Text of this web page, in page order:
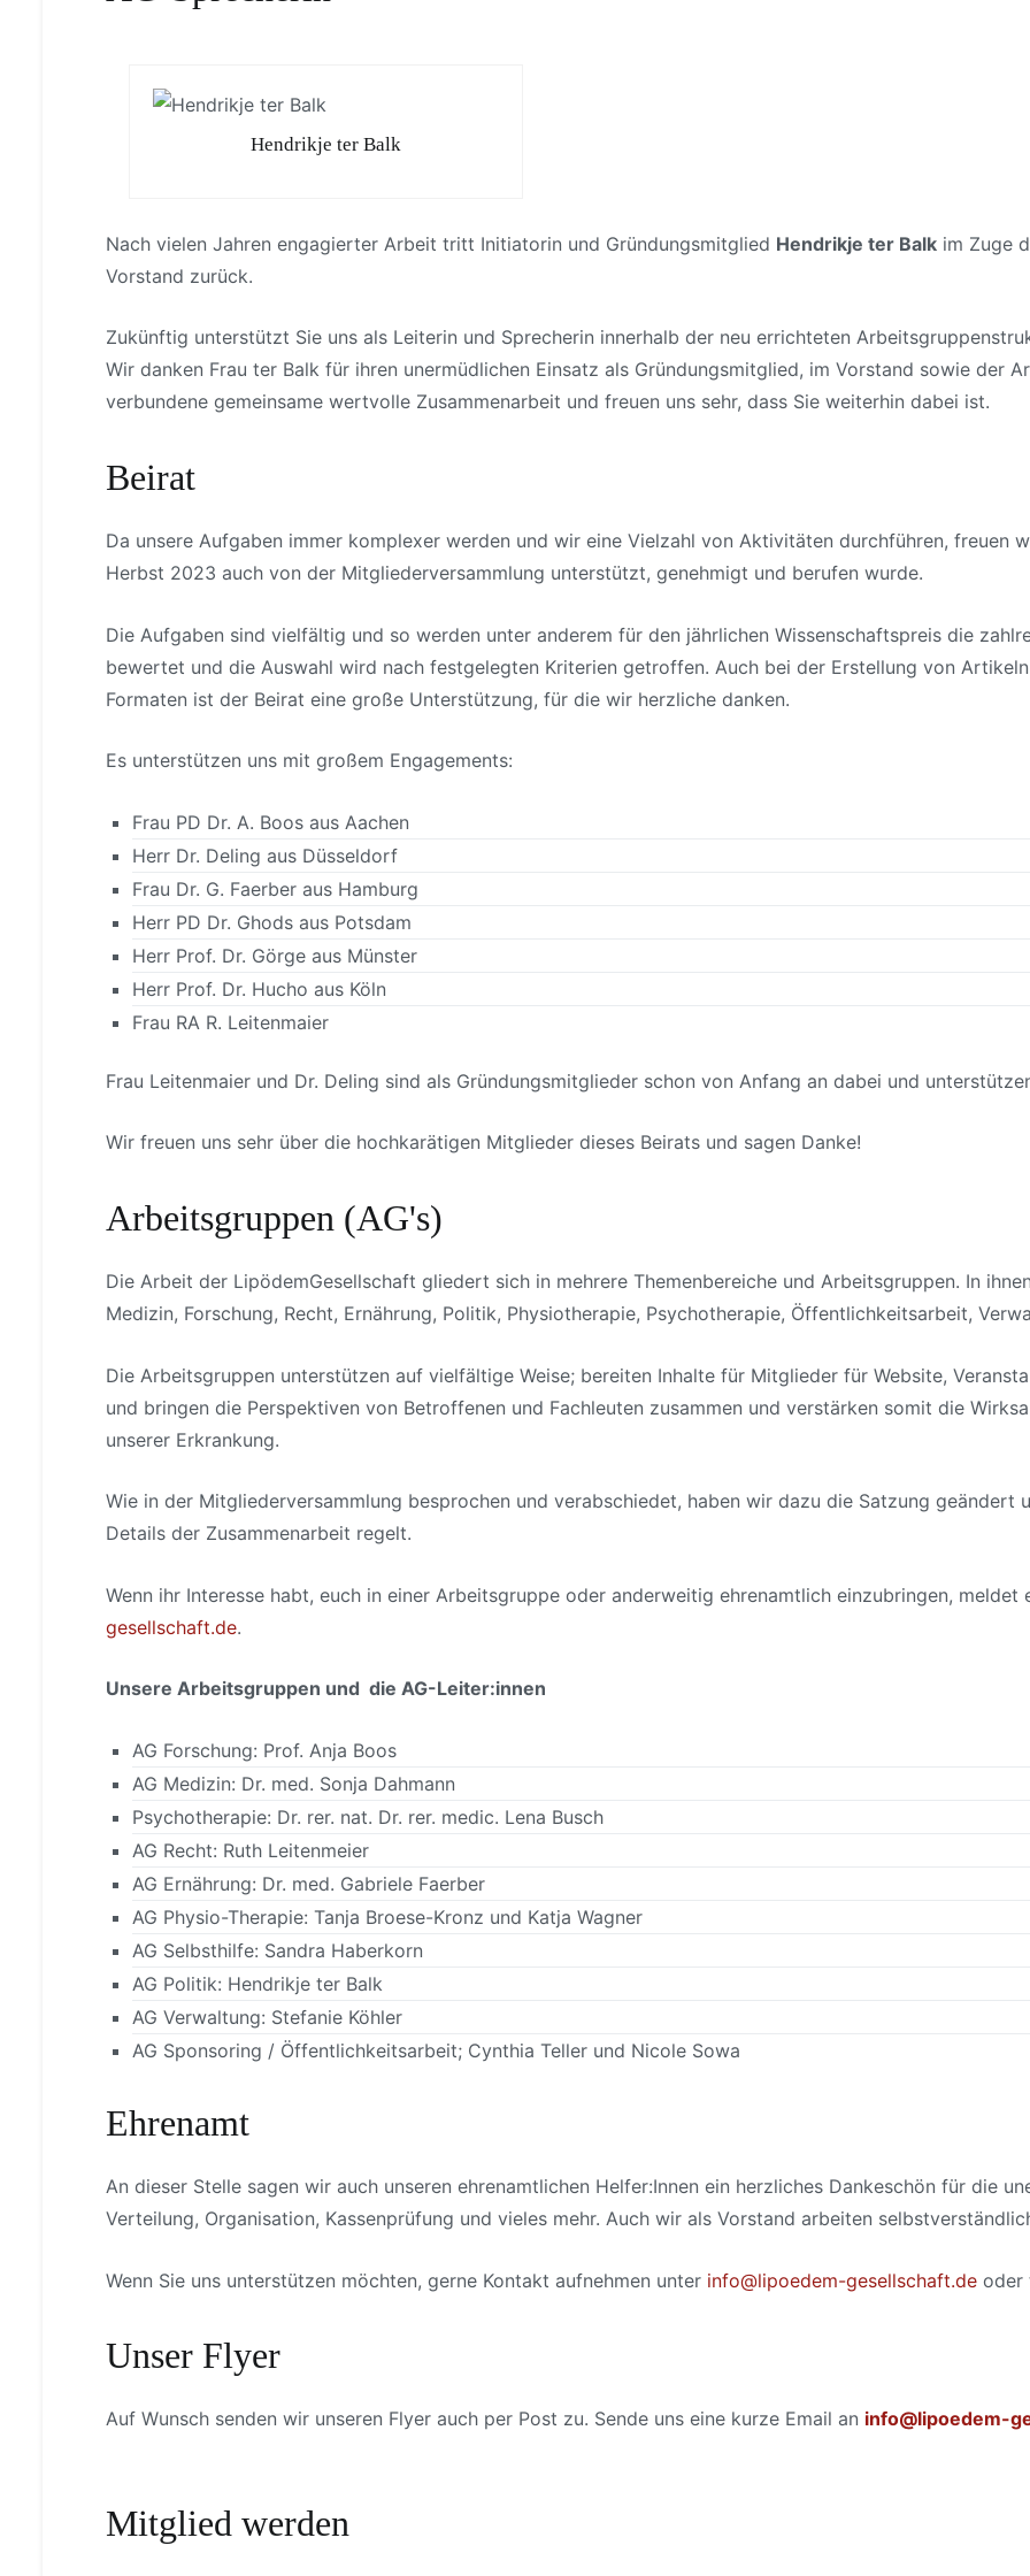
Hendrikje ter Balk
Nach vielen Jahren engagierter Arbeit tritt Initiatorin und Gründungsmitglied Hendrikje ter Balk im Zuge
Vorstand zurück.
Zukünftig unterstützt Sie uns als Leiterin und Sprecherin innerhalb der neu errichteten
Wir danken Frau ter Balk für ihren unermüdlichen Einsatz als Gründungsmitglied, im Vorstand sowie der
verbundene gemeinsame wertvolle Zusammenarbeit und freuen uns sehr, dass Sie weiterhin dabei ist.
Beirat
Da unsere Aufgaben immer komplexer werden und wir eine Vielzahl von Aktivitäten durchführen, freuen
Herbst 2023 auch von der Mitgliederversammlung unterstützt, genehmigt und berufen wurde.
Die Aufgaben sind vielfältig und so werden unter anderem für den jährlichen Wissenschaftspreis die
bewertet und die Auswahl wird nach festgelegten Kriterien getroffen. Auch bei der Erstellung von
Formaten ist der Beirat eine große Unterstützung, für die wir herzliche danken.
Es unterstützen uns mit großem Engagements:
Frau PD Dr. A. Boos aus Aachen
Herr Dr. Deling aus Düsseldorf
Frau Dr. G. Faerber aus Hamburg
Herr PD Dr. Ghods aus Potsdam
Herr Prof. Dr. Görge aus Münster
Herr Prof. Dr. Hucho aus Köln
Frau RA R. Leitenmaier
Frau Leitenmaier und Dr. Deling sind als Gründungsmitglieder schon von Anfang an dabei und
Wir freuen uns sehr über die hochkarätigen Mitglieder dieses Beirats und sagen Danke!
Arbeitsgruppen (AG's)
Die Arbeit der LipödemGesellschaft gliedert sich in mehrere Themenbereiche und Arbeitsgruppen. In
Medizin, Forschung, Recht, Ernährung, Politik, Physiotherapie, Psychotherapie, Öffentlichkeitsarbeit,
Die Arbeitsgruppen unterstützen auf vielfältige Weise; bereiten Inhalte für Mitglieder für Website,
und bringen die Perspektiven von Betroffenen und Fachleuten zusammen und verstärken somit die
unserer Erkrankung.
Wie in der Mitgliederversammlung besprochen und verabschiedet, haben wir dazu die Satzung geändert
Details der Zusammenarbeit regelt.
Wenn ihr Interesse habt, euch in einer Arbeitsgruppe oder anderweitig ehrenamtlich einzubringen, meldet
gesellschaft.de.
Unsere Arbeitsgruppen und die AG-Leiter:innen
AG Forschung: Prof. Anja Boos
AG Medizin: Dr. med. Sonja Dahmann
Psychotherapie: Dr. rer. nat. Dr. rer. medic. Lena Busch
AG Recht: Ruth Leitenmeier
AG Ernährung: Dr. med. Gabriele Faerber
AG Physio-Therapie: Tanja Broese-Kronz und Katja Wagner
AG Selbsthilfe: Sandra Haberkorn
AG Politik: Hendrikje ter Balk
AG Verwaltung: Stefanie Köhler
AG Sponsoring / Öffentlichkeitsarbeit; Cynthia Teller und Nicole Sowa
Ehrenamt
An dieser Stelle sagen wir auch unseren ehrenamtlichen Helfer:Innen ein herzliches Dankeschön für die
Verteilung, Organisation, Kassenprüfung und vieles mehr. Auch wir als Vorstand arbeiten
Wenn Sie uns unterstützen möchten, gerne Kontakt aufnehmen unter info@lipoedem-gesellschaft.de oder
Unser Flyer
Auf Wunsch senden wir unseren Flyer auch per Post zu. Sende uns eine kurze Email an info@lipoedem-
Mitglied werden